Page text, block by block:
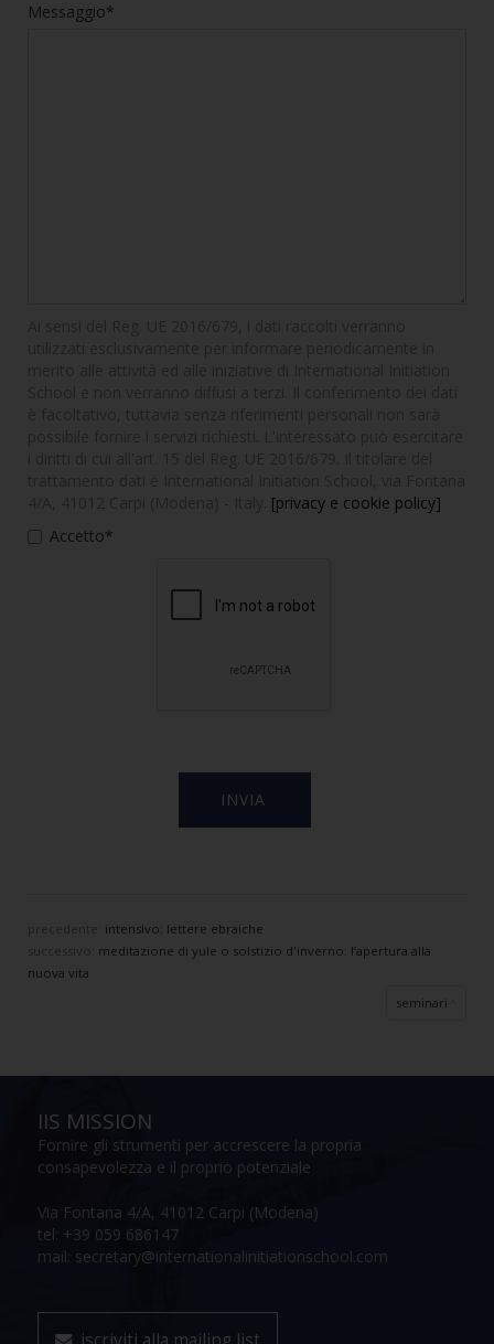
Messaggio*
[privacy e cookie policy]
Accetto*
precedente: intensivo: lettere ebraiche
meditazione di yule o solstizio d'inverno: l’apertura alla
nuova vita
seminari
IIS MISSION
Fornire gli strumenti per accrescere la propria
consapevolezza e il proprio potenziale
Via Fontana 4/A, 41012 Carpi (Modena)
tel: +39 059 686147
mail: secretary@internationalinitiationschool.com